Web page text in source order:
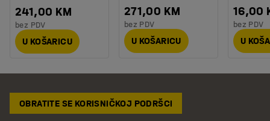
241,00 KM
bez PDV
U KOŠARICU
271,00 KM
bez PDV
U KOŠARICU
16,00
bez PDV
U
OBRATITE SE KORISNIČKOJ PODRŠCI